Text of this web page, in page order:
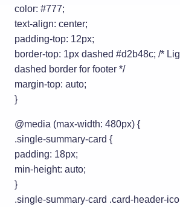
color: #777;
text-align: center;
padding-top: 12px;
border-top: 1px dashed #d2b48c; /*
dashed border for footer */
margin-top: auto;
}
@media (max-width: 480px) {
.single-summary-card {
padding: 18px;
min-height: auto;
}
.single-summary-card .card-header-